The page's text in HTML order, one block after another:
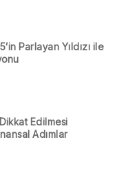
Parlayan Yıldızı ile
Edilmesi
Adımlar